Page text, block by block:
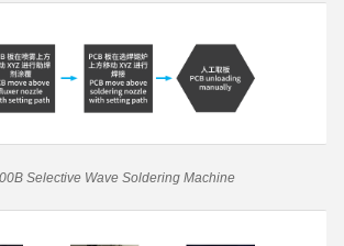
Selective Wave Soldering Machine